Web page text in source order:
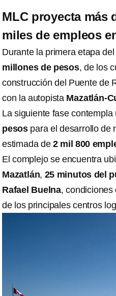
MLC proyecta más
miles de empleos
Durante la primera etapa
millones de pesos, de los
construcción del Puente de
con la autopista Mazatlán-
La siguiente fase
pesos para el desarrollo de
estimada de 2 mil 800
El complejo se encuentra
Mazatlán, 25 minutos del
Rafael Buelna, condiciones
de los principales centros